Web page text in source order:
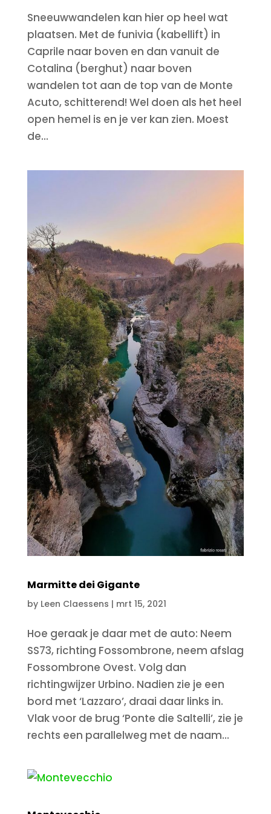
Sneeuwwandelen kan hier op heel wat
plaatsen. Met de funivia (kabellift) in
Caprile naar boven en dan vanuit de
Cotalina (berghut) naar boven
wandelen tot aan de top van de Monte
Acuto, schitterend! Wel doen als het heel
open hemel is en je ver kan zien. Moest
de...
Marmitte dei Gigante
by Leen Claessens | mrt 15, 2021
Hoe geraak je daar met de auto: Neem
SS73, richting Fossombrone, neem afslag
Fossombrone Ovest. Volg dan
richtingwijzer Urbino. Nadien zie je een
bord met ‘Lazzaro’, draai daar links in.
Vlak voor de brug ‘Ponte die Saltelli’, zie je
rechts een parallelweg met de naam...